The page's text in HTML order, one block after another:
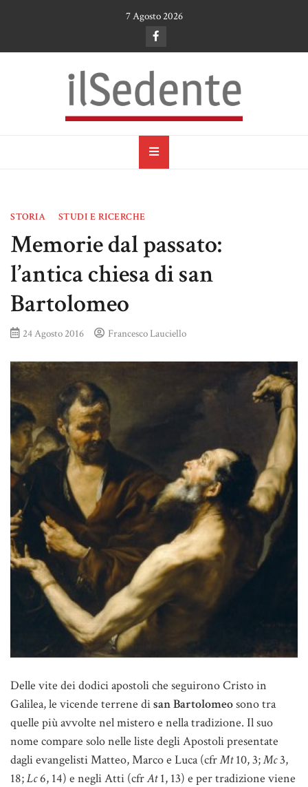
7 Agosto 2026
il Sedente
STORIA STUDI E RICERCHE
Memorie dal passato:
l’antica chiesa di san
Bartolomeo
24 Agosto 2016 Francesco Lauciello
Delle vite dei dodici apostoli che seguirono Cristo in
Galilea, le vicende terrene disan Bartolomeosono tra
quelle più avvolte nel mistero e nella tradizione. Il suo
nome compare solo nelle liste degli Apostoli presentate
dagli evangelisti Matteo, Marco e Luca (cfrMt10, 3;Mc3,
18;Lc6, 14) e negli Atti (cfrAt1, 13) e per tradizione viene